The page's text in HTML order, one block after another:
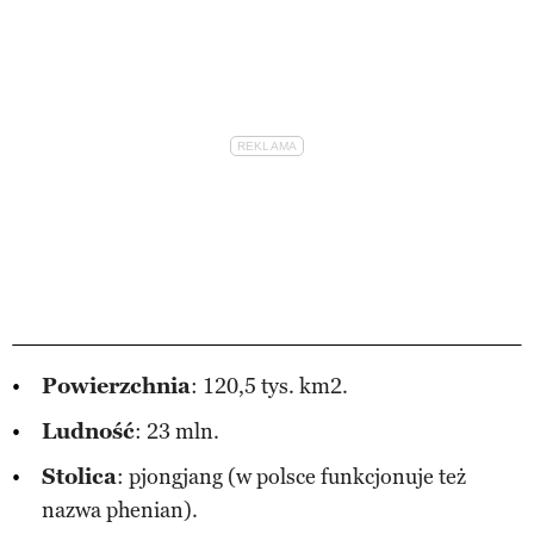
Powierzchnia: 120,5 tys. km2.
Ludność: 23 mln.
Stolica: pjongjang (w polsce funkcjonuje też
nazwa phenian).